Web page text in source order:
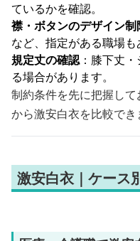
ているかを確認。
襟・ボタンのデザイン制
など、指定がある職場も
規定丈の確認：膝下丈
る場合があります。
制約条件を先に把握し
から激安白衣を比較でき
激安白衣｜ケース